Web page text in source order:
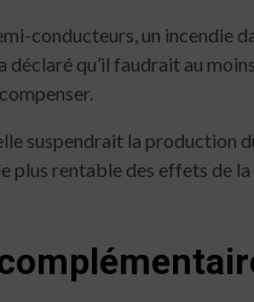
conducteurs, un incendie
déclaré qu’il faudrait au
suspendrait la production
plus rentable des effets de